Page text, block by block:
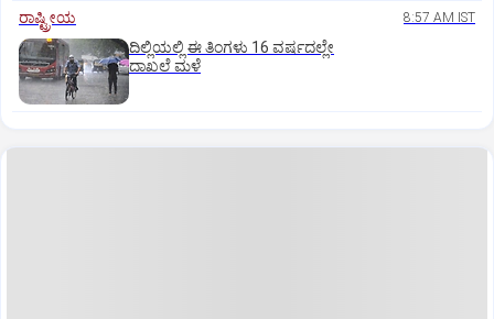
ರಾಷ್ಟ್ರೀಯ 8:57 AM IST
ದಿಲ್ಲಿಯಲ್ಲಿ ಈ ತಿಂಗಳು 16 ವರ್ಷದಲ್ಲೇ
ದಾಖಲೆ ಮಳೆ